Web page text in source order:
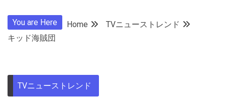
You are Here Home
TVニューストレンド
キッド海賊団
TVニューストレンド